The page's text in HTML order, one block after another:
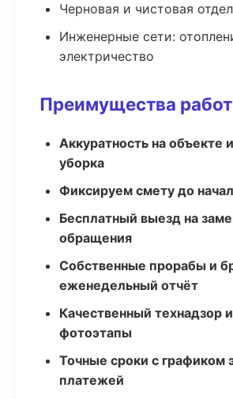
Черновая и чистовая
Инженерные сети:
электричество
Преимущества
Аккуратность на объекте
уборка
Фиксируем смету до
Бесплатный выезд на
обращения
Собственные прорабы и
еженедельный отчёт
Качественный технадзор
фотоэтапы
Точные сроки с графиком
платежей